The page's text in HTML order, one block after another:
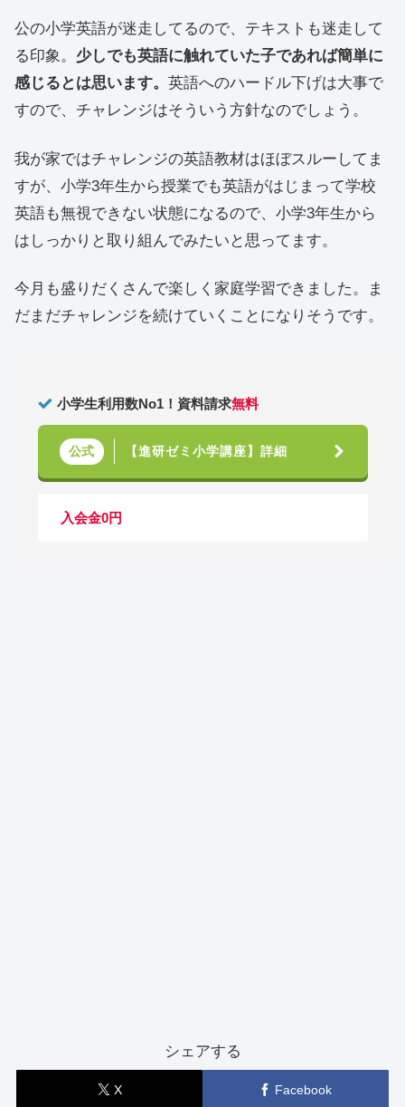
公の小学英語が迷走してるので、テキストも迷走して
る印象。 少しでも英語に触れていた子であれば簡単に
感じるとは思います。 英語へのハードル下げは大事で
すので、チャレンジはそういう方針なのでしょう。
我が家ではチャレンジの英語教材はほぼスルーしてま
すが、小学3年生から授業でも英語がはじまって学校
英語も無視できない状態になるので、小学3年生から
はしっかりと取り組んでみたいと思ってます。
今月も盛りだくさんで楽しく家庭学習できました。ま
だまだチャレンジを続けていくことになりそうです。
小学生利用数No1！資料請求無料
公式 【進研ゼミ小学講座】詳細
入会金0円
シェアする
X Facebook